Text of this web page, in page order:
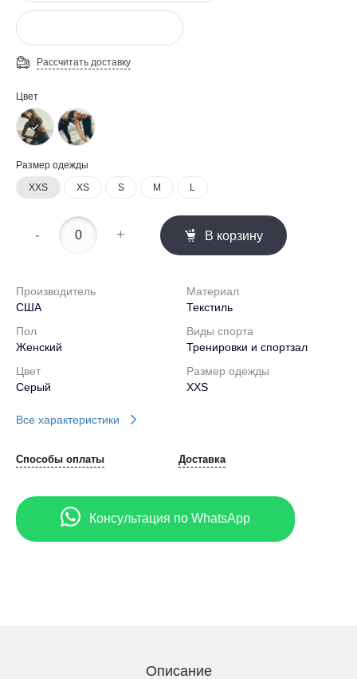
Рассчитать доставку
Цвет
Размер одежды
XXS
XS S M L
- + В корзину
Производитель
США
Материал
Текстиль
Пол
Женский
Виды спорта
Тренировки и спортзал
Цвет
Серый
Размер одежды
XXS
Все характеристики
Способы оплаты Доставка
Консультация по WhatsApp
Описание